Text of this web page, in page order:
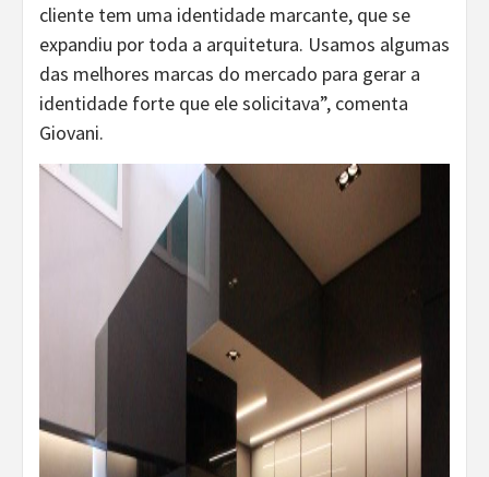
cliente tem uma identidade marcante, que se
expandiu por toda a arquitetura. Usamos algumas
das melhores marcas do mercado para gerar a
identidade forte que ele solicitava”, comenta
Giovani.